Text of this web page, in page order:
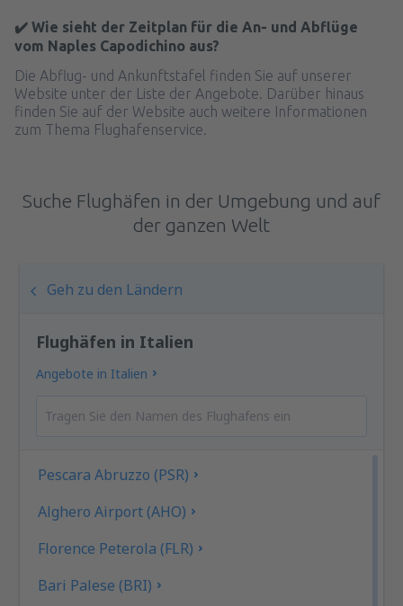
✔️ Wie sieht der Zeitplan für die An- und Abflüge
vom Naples Capodichino aus?
Die Abflug- und Ankunftstafel finden Sie auf unserer
Website unter der Liste der Angebote. Darüber hinaus
finden Sie auf der Website auch weitere Informationen
zum Thema Flughafenservice.
Suche Flughäfen in der Umgebung und auf
der ganzen Welt
Geh zu den Ländern
Flughäfen in Italien
Angebote in Italien
Pescara Abruzzo (PSR)
Alghero Airport (AHO)
Florence Peterola (FLR)
Bari Palese (BRI)